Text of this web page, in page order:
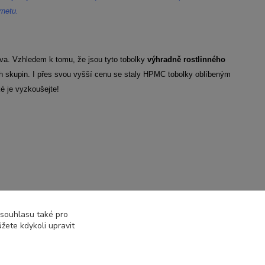
Vzhledem k tomu, že jsou tyto tobolky výhradně rostlinného
I přes svou vyšší cenu se staly HPMC tobolky oblíbeným
je vyzkoušejte!
také pro
kdykoli upravit